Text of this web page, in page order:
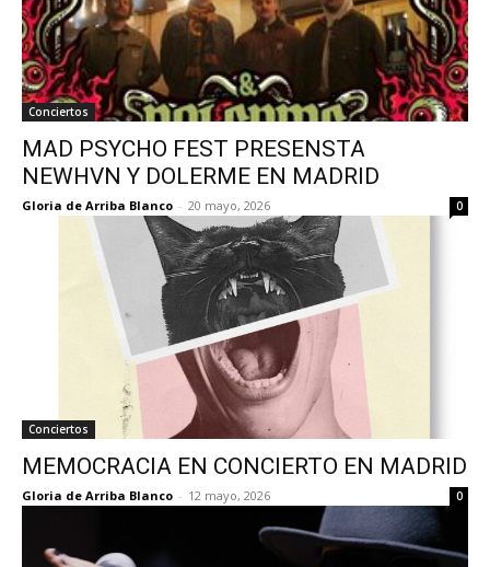
Conciertos
MAD PSYCHO FEST PRESENSTA
NEWHVN Y DOLERME EN MADRID
Gloria de Arriba Blanco - 20 mayo, 2026 0
Conciertos
MEMOCRACIA EN CONCIERTO EN MADRID
Gloria de Arriba Blanco - 12 mayo, 2026 0